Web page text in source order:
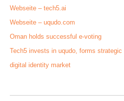
Webseite – tech5.ai
Webseite – uqudo.com
Oman holds successful e-voting
Tech5 invests in uqudo, forms
digital identity market